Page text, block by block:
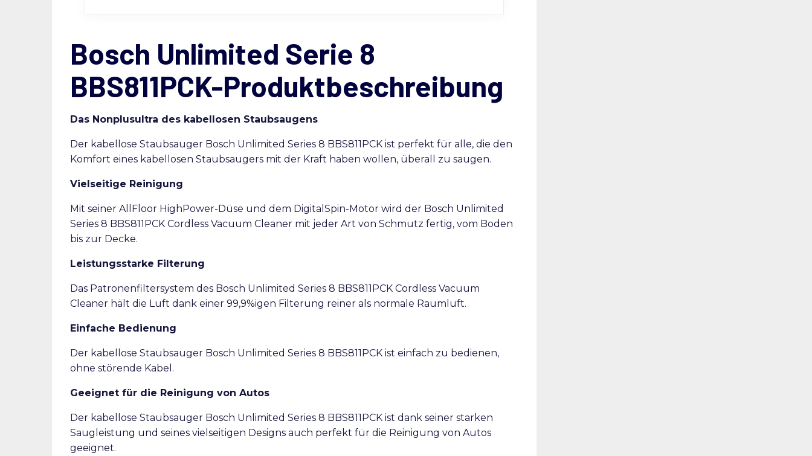
Bosch Unlimited Serie 8
BBS811PCK-Produktbeschreibung
Das Nonplusultra des kabellosen Staubsaugens
Der kabellose Staubsauger Bosch Unlimited Series 8 BBS811PCK ist perfekt für alle, die den
Komfort eines kabellosen Staubsaugers mit der Kraft haben wollen, überall zu saugen.
Vielseitige Reinigung
Mit seiner AllFloor HighPower-Düse und dem DigitalSpin-Motor wird der Bosch Unlimited
Series 8 BBS811PCK Cordless Vacuum Cleaner mit jeder Art von Schmutz fertig, vom Boden
bis zur Decke.
Leistungsstarke Filterung
Das Patronenfiltersystem des Bosch Unlimited Series 8 BBS811PCK Cordless Vacuum
Cleaner hält die Luft dank einer 99,9%igen Filterung reiner als normale Raumluft.
Einfache Bedienung
Der kabellose Staubsauger Bosch Unlimited Series 8 BBS811PCK ist einfach zu bedienen,
ohne störende Kabel.
Geeignet für die Reinigung von Autos
Der kabellose Staubsauger Bosch Unlimited Series 8 BBS811PCK ist dank seiner starken
Saugleistung und seines vielseitigen Designs auch perfekt für die Reinigung von Autos
geeignet.